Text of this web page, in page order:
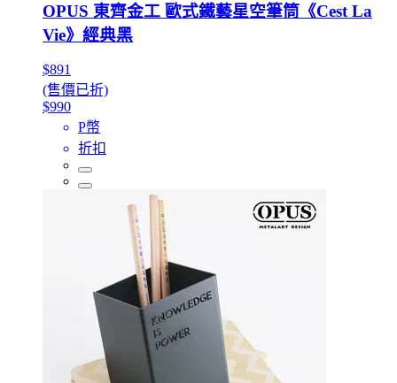
OPUS 東齊金工 歐式鐵藝星空筆筒《Cest La
Vie》經典黑
$891
(售價已折)
$990
P幣
折扣